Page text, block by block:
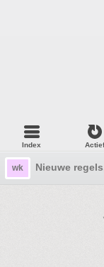
Index
wk Nieuwe